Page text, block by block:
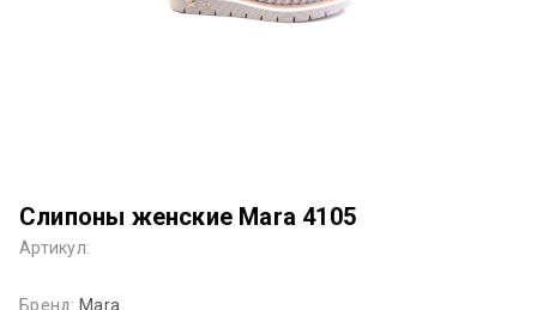
Слипоны женские Mara 4105
Артикул:
Бренд: Mara